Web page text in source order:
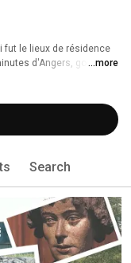
fut le lieux de résidence
d'Angers, goûtez
...more
Search